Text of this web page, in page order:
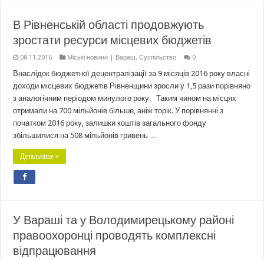
В Рівненській області продовжують
зростати ресурси місцевих бюджетів
08.11.2016 Міські новини | Вараш,Суспільство 0
Внаслідок бюджетної децентралізації за 9 місяців 2016 року власні
доходи місцевих бюджетів Рівненщини зросли у 1,5 рази порівняно
з аналогічним періодом минулого року. Таким чином на місцях
отримали на 700 мільйонів більше, аніж торік. У порівнянні з
початком 2016 року, залишки коштів загального фонду
збільшилися на 508 мільйонів гривень …
Детальніше »
У Вараші та у Володимирецькому районі
правоохоронці проводять комплексні
відпрацювання